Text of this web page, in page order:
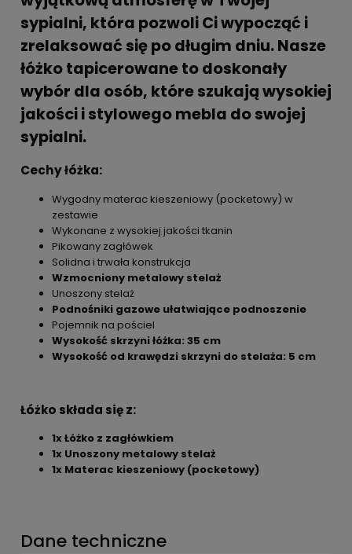
sypialni, która pozwoli Ci wypocząć i
zrelaksować się po długim dniu. Nasze
łóżko tapicerowane to doskonały
wybór dla osób, które szukają wysokiej
jakości i stylowego mebla do swojej
sypialni.
Cechy łóżka:
Wygodny materac kieszeniowy (pocketowy) w
zestawie
Wykonane z wysokiej jakości tkanin
Pikowany zagłówek
Solidna i trwała konstrukcja
Wzmocniony metalowy stelaż
Unoszony stelaż
Podnośniki gazowe ułatwiające podnoszenie
Pojemnik na pościel
Wysokość skrzyni łóżka: 35 cm
Wysokość od krawędzi skrzyni do stelaża: 5 cm
Łóżko składa się z:
1x Łóżko z zagłówkiem
1x Unoszony metalowy stelaż
1x Materac kieszeniowy (pocketowy)
Dane techniczne